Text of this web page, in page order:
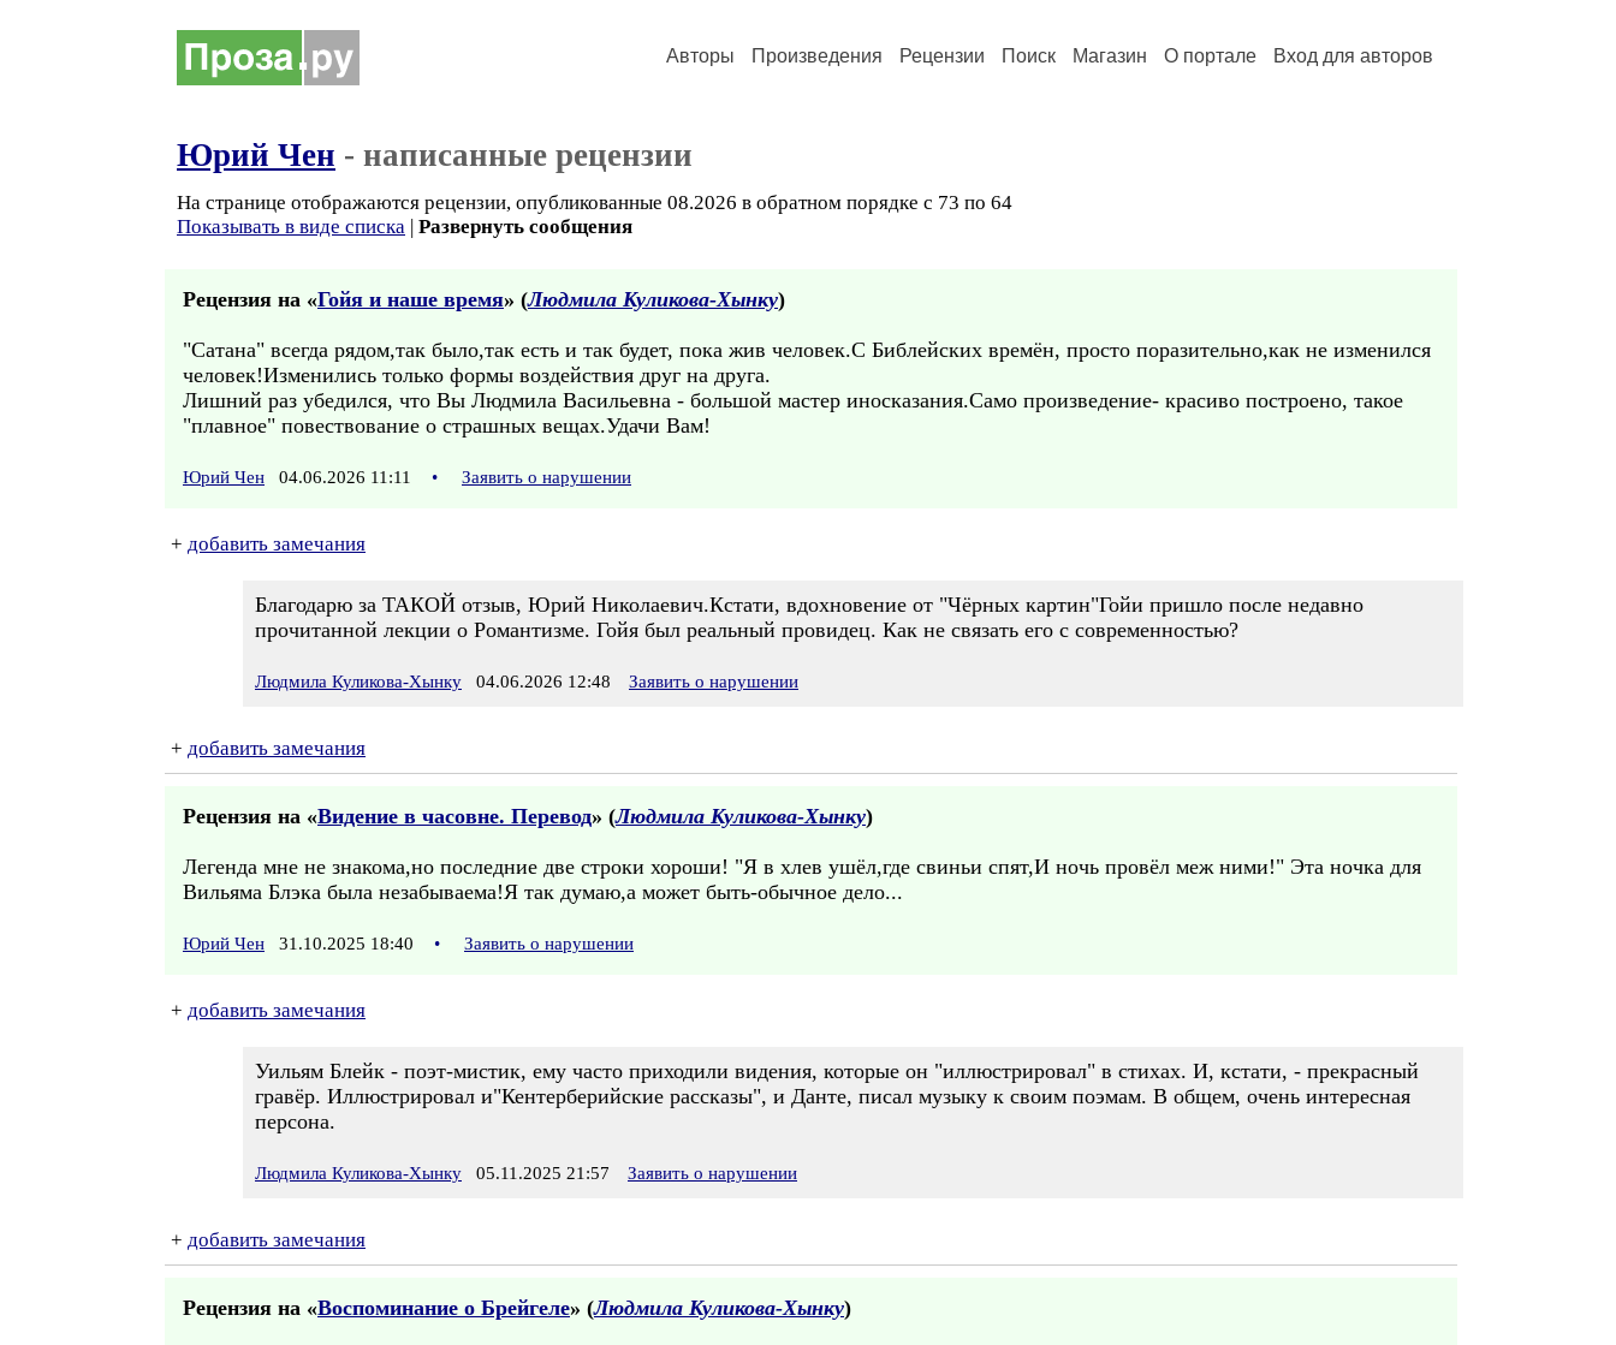
Авторы Произведения Рецензии Поиск Магазин О портале Вход для авторов
Юрий Чен - написанные рецензии
На странице отображаются рецензии, опубликованные 08.2026 в обратном порядке с 73 по 64
Показывать в виде списка | Развернуть сообщения
Рецензия на «Гойя и наше время» (Людмила Куликова-Хынку)
"Сатана" всегда рядом,так было,так есть и так будет, пока жив человек.С Библейских времён, просто поразительно,как не изменился
человек!Изменились только формы воздействия друг на друга.
Лишний раз убедился, что Вы Людмила Васильевна - большой мастер иносказания.Само произведение- красиво построено, такое
"плавное" повествование о страшных вещах.Удачи Вам!
Юрий Чен 04.06.2026 11:11 • Заявить о нарушении
+ добавить замечания
Благодарю за ТАКОЙ отзыв, Юрий Николаевич.Кстати, вдохновение от "Чёрных картин"Гойи пришло после недавно
прочитанной лекции о Романтизме. Гойя был реальный провидец. Как не связать его с современностью?
Людмила Куликова-Хынку 04.06.2026 12:48 Заявить о нарушении
+ добавить замечания
Рецензия на «Видение в часовне. Перевод» (Людмила Куликова-Хынку)
Легенда мне не знакома,но последние две строки хороши! "Я в хлев ушёл,где свиньи спят,И ночь провёл меж ними!" Эта ночка для
Вильяма Блэка была незабываема!Я так думаю,а может быть-обычное дело...
Юрий Чен 31.10.2025 18:40 • Заявить о нарушении
+ добавить замечания
Уильям Блейк - поэт-мистик, ему часто приходили видения, которые он "иллюстрировал" в стихах. И, кстати, - прекрасный
гравёр. Иллюстрировал и"Кентерберийские рассказы", и Данте, писал музыку к своим поэмам. В общем, очень интересная
персона.
Людмила Куликова-Хынку 05.11.2025 21:57 Заявить о нарушении
+ добавить замечания
Рецензия на «Воспоминание о Брейгеле» (Людмила Куликова-Хынку)